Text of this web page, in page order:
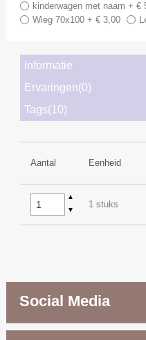
kinderwagen met naam + €
Wieg 70x100 + € 3,00
Informatie
Ervaringen(0)
Tags(10)
Aantal Eenheid
▲
▼
1 stuks
Social Media